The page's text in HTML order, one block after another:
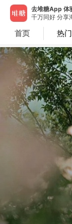
去堆糖App 体
千万同好 分享
首页 热门